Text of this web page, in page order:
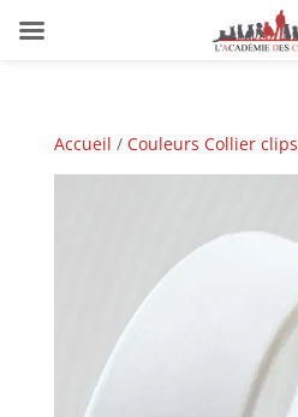
Accueil / Couleurs Collier clips